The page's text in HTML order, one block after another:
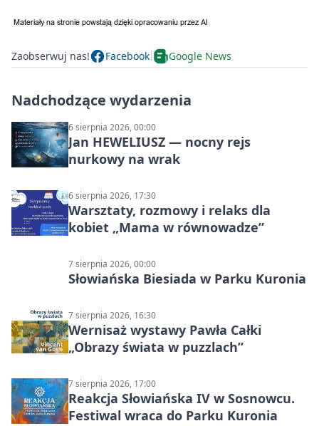
Zaobserwuj nas! Facebook Google News
Nadchodzące wydarzenia
6 sierpnia 2026, 00:00
Jan HEWELIUSZ — nocny rejs
nurkowy na wrak
6 sierpnia 2026, 17:30
Warsztaty, rozmowy i relaks dla
kobiet „Mama w równowadze”
7 sierpnia 2026, 00:00
Słowiańska Biesiada w Parku Kuronia
7 sierpnia 2026, 16:30
Wernisaż wystawy Pawła Całki
„Obrazy świata w puzzlach”
7 sierpnia 2026, 17:00
Reakcja Słowiańska IV w Sosnowcu.
Festiwal wraca do Parku Kuronia